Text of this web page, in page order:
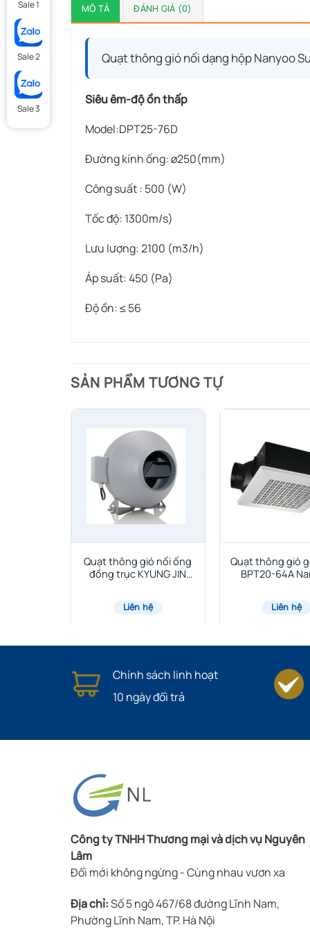
MÔ TẢ ĐÁNH GIÁ (0)
Quạt thông gió nối dạng hộp Nanyoo
Siêu êm-độ ồn thấp
Model:DPT25-76D
Đường kính ống: ø250(mm)
Công suất : 500 (W)
Tốc độ: 1300m/s)
Lưu lượng: 2100 (m3/h)
Áp suất: 450 (Pa)
Độ ồn: ≤ 56
SẢN PHẨM TƯƠNG TỰ
Quạt thông gió nối ống
đồng trục KYUNG JIN
Liên hệ
Quạt thông gió
BPT20-64A
Liên hệ
Chính sách linh hoạt
10 ngày đổi trả
Công ty TNHH Thương mại và dịch vụ Nguyên
Lâm
Đổi mới không ngừng - Cùng nhau vươn xa
Địa chỉ:Số 5 ngõ 467/68 đường Lĩnh Nam,
Phường Lĩnh Nam, TP. Hà Nội
Sale 1
Sale 2
Sale 3